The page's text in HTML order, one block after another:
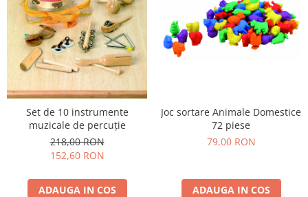
Pregătire pentru școală
Pregătirea scrierii de mână
Secventialitate
Sortare si numarare
Mărgele de călcat HAMA
Hama Maxi Sticks
Margele HAMA MAXI
Mărgele HAMA MIDI
Perceperea timpului - TimeTimer
Set de 10 instrumente
muzicale de percuție
218,00 RON
152,60 RON
ADAUGA IN COS
Joc sortare Animale Domestice
72 piese
79,00 RON
ADAUGA IN COS